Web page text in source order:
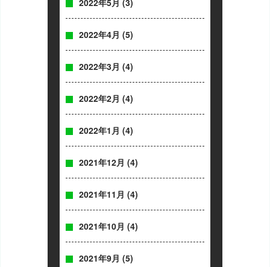
2022年5月 (3)
2022年4月 (5)
2022年3月 (4)
2022年2月 (4)
2022年1月 (4)
2021年12月 (4)
2021年11月 (4)
2021年10月 (4)
2021年9月 (5)